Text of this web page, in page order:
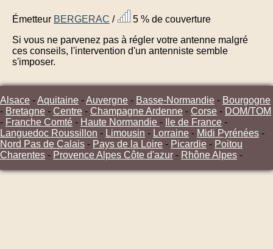
Émetteur BERGERAC /
5 % de couverture
Si vous ne parvenez pas à régler votre antenne malgré
ces conseils, l'intervention d'un antenniste semble
s'imposer.
Alsace -Aquitaine -Auvergne - Basse-Normandie - Bourgogne
- Bretagne - Centre - Champagne Ardenne - Corse - DOM/TOM
- Franche Comté - Haute Normandie - Ile de France -
Languedoc Roussillon - Limousin - Lorraine - Midi Pyrénées -
Nord Pas de Calais - Pays de la Loire - Picardie - Poitou
Charentes - Provence Alpes Côte d'azur - Rhône Alpes -